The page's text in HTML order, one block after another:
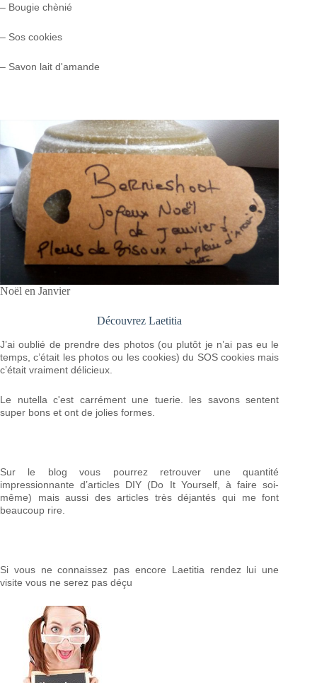
– Bougie chènié
– Sos cookies
– Savon lait d'amande
Noël en Janvier
Découvrez Laetitia
J’ai oublié de prendre des photos (ou plutôt je n’ai pas eu le
temps, c’était les photos ou les cookies) du SOS cookies mais
c’était vraiment délicieux.
Le nutella c'est carrément une tuerie. les savons sentent
super bons et ont de jolies formes.
Sur le blog vous pourrez retrouver une quantité
impressionnante d’articles DIY (Do It Yourself, à faire soi-
même) mais aussi des articles très déjantés qui me font
beaucoup rire.
Si vous ne connaissez pas encore Laetitia rendez lui une
visite vous ne serez pas déçu